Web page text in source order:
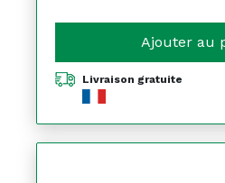
Ajouter au
Livraison gratuite